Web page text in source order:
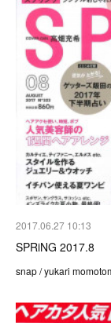
2017.06.27 10:13
SPRiNG 2017.8
snap / yukari